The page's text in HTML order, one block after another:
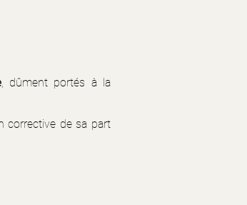
, dûment portés à la
corrective de sa part